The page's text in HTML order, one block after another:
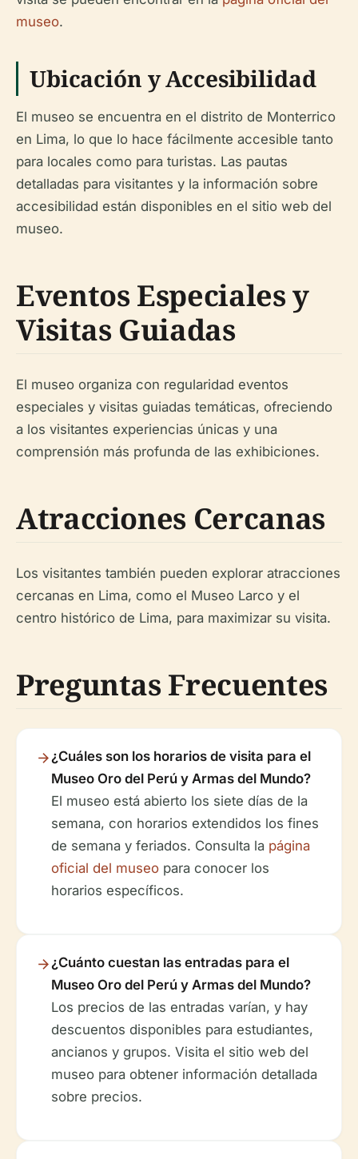
museo.
Ubicación y Accesibilidad
El museo se encuentra en el distrito de Monterrico
en Lima, lo que lo hace fácilmente accesible tanto
para locales como para turistas. Las pautas
detalladas para visitantes y la información sobre
accesibilidad están disponibles en el sitio web del
museo.
Eventos Especiales y
Visitas Guiadas
El museo organiza con regularidad eventos
especiales y visitas guiadas temáticas, ofreciendo
a los visitantes experiencias únicas y una
comprensión más profunda de las exhibiciones.
Atracciones Cercanas
Los visitantes también pueden explorar atracciones
cercanas en Lima, como el Museo Larco y el
centro histórico de Lima, para maximizar su visita.
Preguntas Frecuentes
¿Cuáles son los horarios de visita para el
Museo Oro del Perú y Armas del Mundo?
El museo está abierto los siete días de la
semana, con horarios extendidos los fines
de semana y feriados. Consulta la página
oficial del museo para conocer los
horarios específicos.
¿Cuánto cuestan las entradas para el
Museo Oro del Perú y Armas del Mundo?
Los precios de las entradas varían, y hay
descuentos disponibles para estudiantes,
ancianos y grupos. Visita el sitio web del
museo para obtener información detallada
sobre precios.